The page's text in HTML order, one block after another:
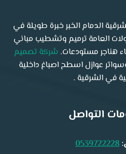
الدمام الخبر خبرة طويلة في
العامة ترميم وتشطيب مباني
هناجر مستودعات. شركة تصميم
عوازل اسطح اصباغ داخلية
في الشرقية .
التواصل
0539722228